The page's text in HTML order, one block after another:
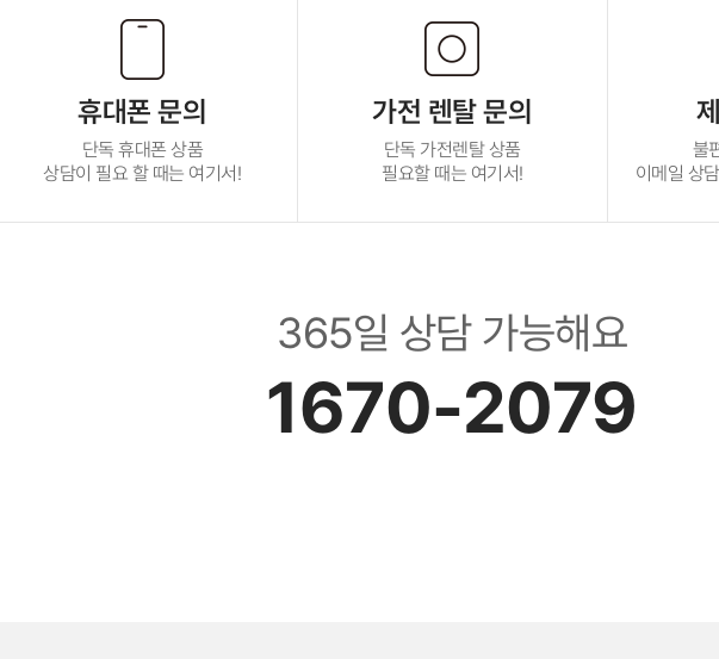
휴대폰 문의
단독 휴대폰 상품
상담이 필요 할 때는 여기서!
가전 렌탈 문의
단독 가전렌탈 상품
필요할 때는 여기서!
불
이메일 상
365일 상담 가능해요
1670-2079